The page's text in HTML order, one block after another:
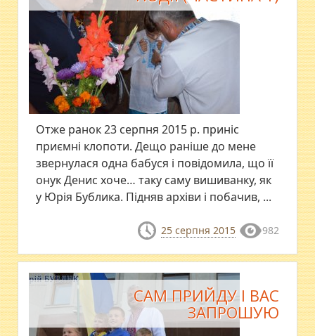
Отже ранок 23 серпня 2015 р. приніс
приємні клопоти. Дещо раніше до мене
звернулася одна бабуся і повідомила, що її
онук Денис хоче… таку саму вишиванку, як
у Юрія Бублика. Підняв архіви і побачив, ...
25 серпня 2015 982
САМ ПРИЙДУ І ВАС
ЗАПРОШУЮ